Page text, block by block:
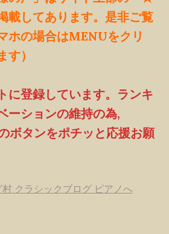
してあります。是非ご覧
ホの場合はMENUをクリ
す）
に登録しています。ランキ
ーションの維持の為,
ボタンをポチッと応援お願